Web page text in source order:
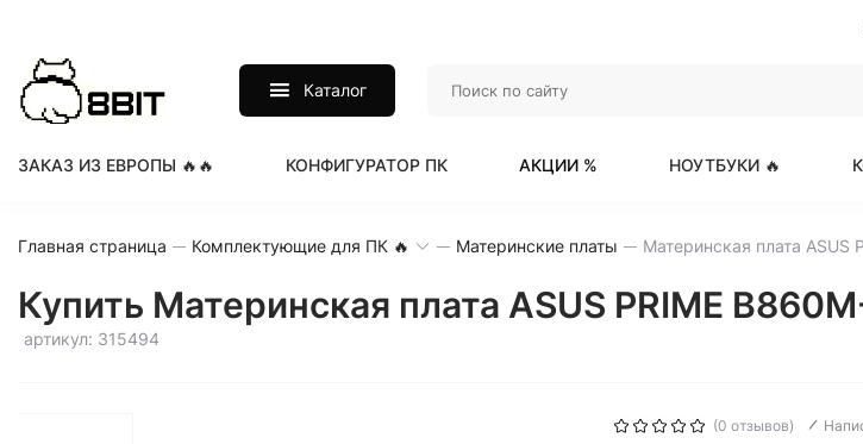
Каталог
ЗАКАЗ ИЗ ЕВРОПЫ 🔥🔥 КОНФИГУРАТОР ПК АКЦИИ % НОУТБУКИ 🔥
Главная страница Комплектующие для ПК 🔥 Материнские платы
Купить Материнская плата ASUS PRIME
артикул: 315494
(0 отзывов)